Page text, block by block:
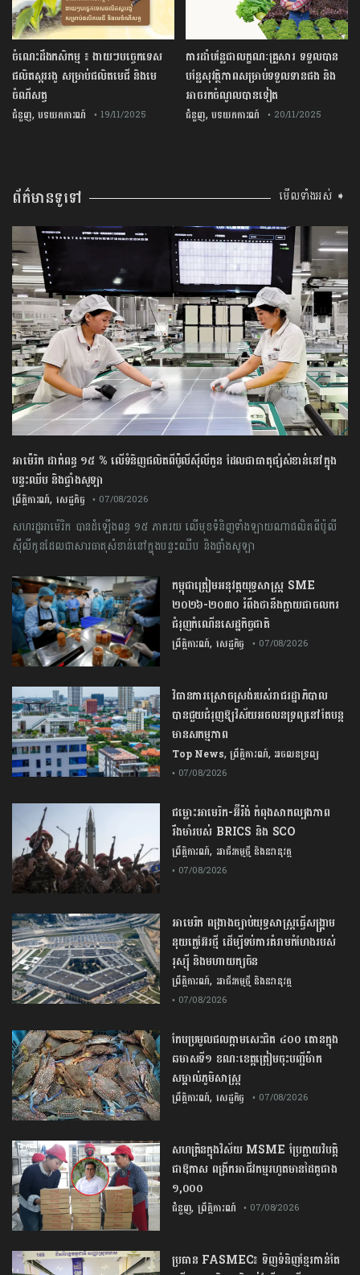
ការដាំបន្លែជាលក្ខណៈគ្រួសារ ទទួលបាន
បន្លែសុវត្ថិភាពសម្រាប់ទទួលទានផង និង
អាចរកចំណូលបានទៀត
ជំនួញ,បទយកការណ៍ • 20/11/2025
ចំណេះដឹងកសិកម្ម ៖ ងាយៗបច្ចេកទេស
ផលិតស្កររងូ សម្រាប់ផលិតមេជី និងមេ
ចំណីសត្វ
ជំនួញ,បទយកការណ៍ • 19/11/2025
ព័ត៌មានទូទៅ មើលទាំងអស់ ➧
អាម៉េរិក ដាក់ពន្ធ ១៥ % លើទំនិញផលិតពីប៉ូលីស៊ីលីកូន ដែលជាធាតុផ្សំសំខាន់នៅក្នុង
បន្ទះឈីប និងផ្ទាំងសូឡា
ព្រឹត្តិការណ៍, សេដ្ឋកិច្ច • 07/08/2026
សហរដ្ឋអាម៉េរិក បានដំឡើងពន្ធ ១៥ ភាគរយ លើមុខទំនិញទាំងឡាយណាផលិតពីប៉ូលី
ស៊ីលីកូនដែលជាសារធាតុសំខាន់នៅក្នុងបន្ទះឈីប និងផ្ទាំងសូឡា
កម្ពុជា​ត្រៀមអនុវត្ត​យុទ្ធសាស្ត្រ​ ​SME​ ​
២០២៦​-​២០៣០​ រំពឹងថានឹងក្លាយ​ជា​ចលករ​
ជំរុញ​កំណើន​សេដ្ឋកិច្ច​ជាតិ​
ព្រឹត្តិការណ៍, សេដ្ឋកិច្ច • 07/08/2026
វិធានការស្រោចស្រង់របស់រាជរដ្ឋាភិបាល​
បាន​ជួយ​ជំរុញឱ្យវិស័យ​អចលនទ្រព្យនៅតែបន្ត​
មានសកម្មភាព
Top News,ព្រឹត្តិការណ៍, អចលនទ្រព្យ
• 07/08/2026
ជម្លោះ​អាមេរិក​-​អ៊ីរ៉ង់​ ​កំពុង​សាកល្បង​ភាព​
រឹងមាំ​របស់​ ​BRICS​ ​និង​ ​SCO​
ព្រឹត្តិការណ៍, អាជីវកម្មថ្មី និងនវានុវត្ត
• 07/08/2026
​អាមេរិក​ ពង្រាងច្បាប់​យុទ្ធសាស្ត្រ​ធ្វើ​សង្គ្រាម​
នុយក្លេអ៊ែរ​ថ្មី ដើម្បីទប់ការគំរាមកំហែងរបស់​
រុស្ស៊ី និងមហាយក្សចិន
ព្រឹត្តិការណ៍, អាជីវកម្មថ្មី និងនវានុវត្ត
• 07/08/2026
កែប​ប្រមូល​ផល​ក្តាម​សេះ​ជិត​ ​៤០០ ​តោន​ក្នុង​
ឆមាស​ទី​១​ ​ខណៈ​ខេត្ត​ត្រៀម​ចុះបញ្ជី​ម៉ាក​
សម្គាល់​ភូមិសាស្ត្រ​
ព្រឹត្តិការណ៍, សេដ្ឋកិច្ច • 07/08/2026
សហគ្រិនក្នុងវិស័យ MSME ប្រែក្លាយវិបត្តិ
ជាឱកាស ពង្រីកអាជីវកម្មរហូតមានដៃគូជាង
១,០០០
ជំនួញ,ព្រឹត្តិការណ៍ • 07/08/2026
ប្រធាន​​ ​FASMEC​៖​ ​ទិញ​ទំនិញ​ខ្មែរ​កាន់តែ​